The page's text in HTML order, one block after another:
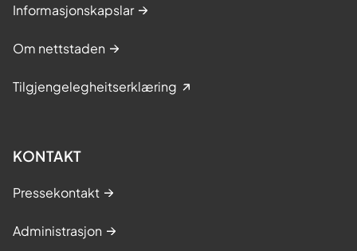
Informasjonskapslar
Om nettstaden
Tilgjengelegheitserklæring
KONTAKT
Pressekontakt
Administrasjon